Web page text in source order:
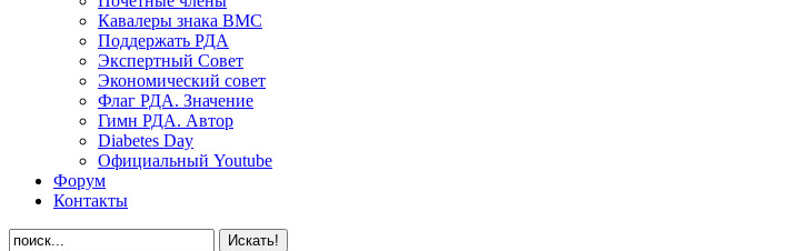
Кавалеры знака ВМС
Поддержать РДА
Экспертный Совет
Экономический совет
Флаг РДА. Значение
Гимн РДА. Автор
Diabetes Day
Официальный Youtube
Форум
Контакты